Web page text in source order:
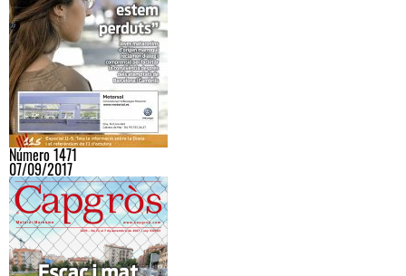
Número 1471
07/09/2017